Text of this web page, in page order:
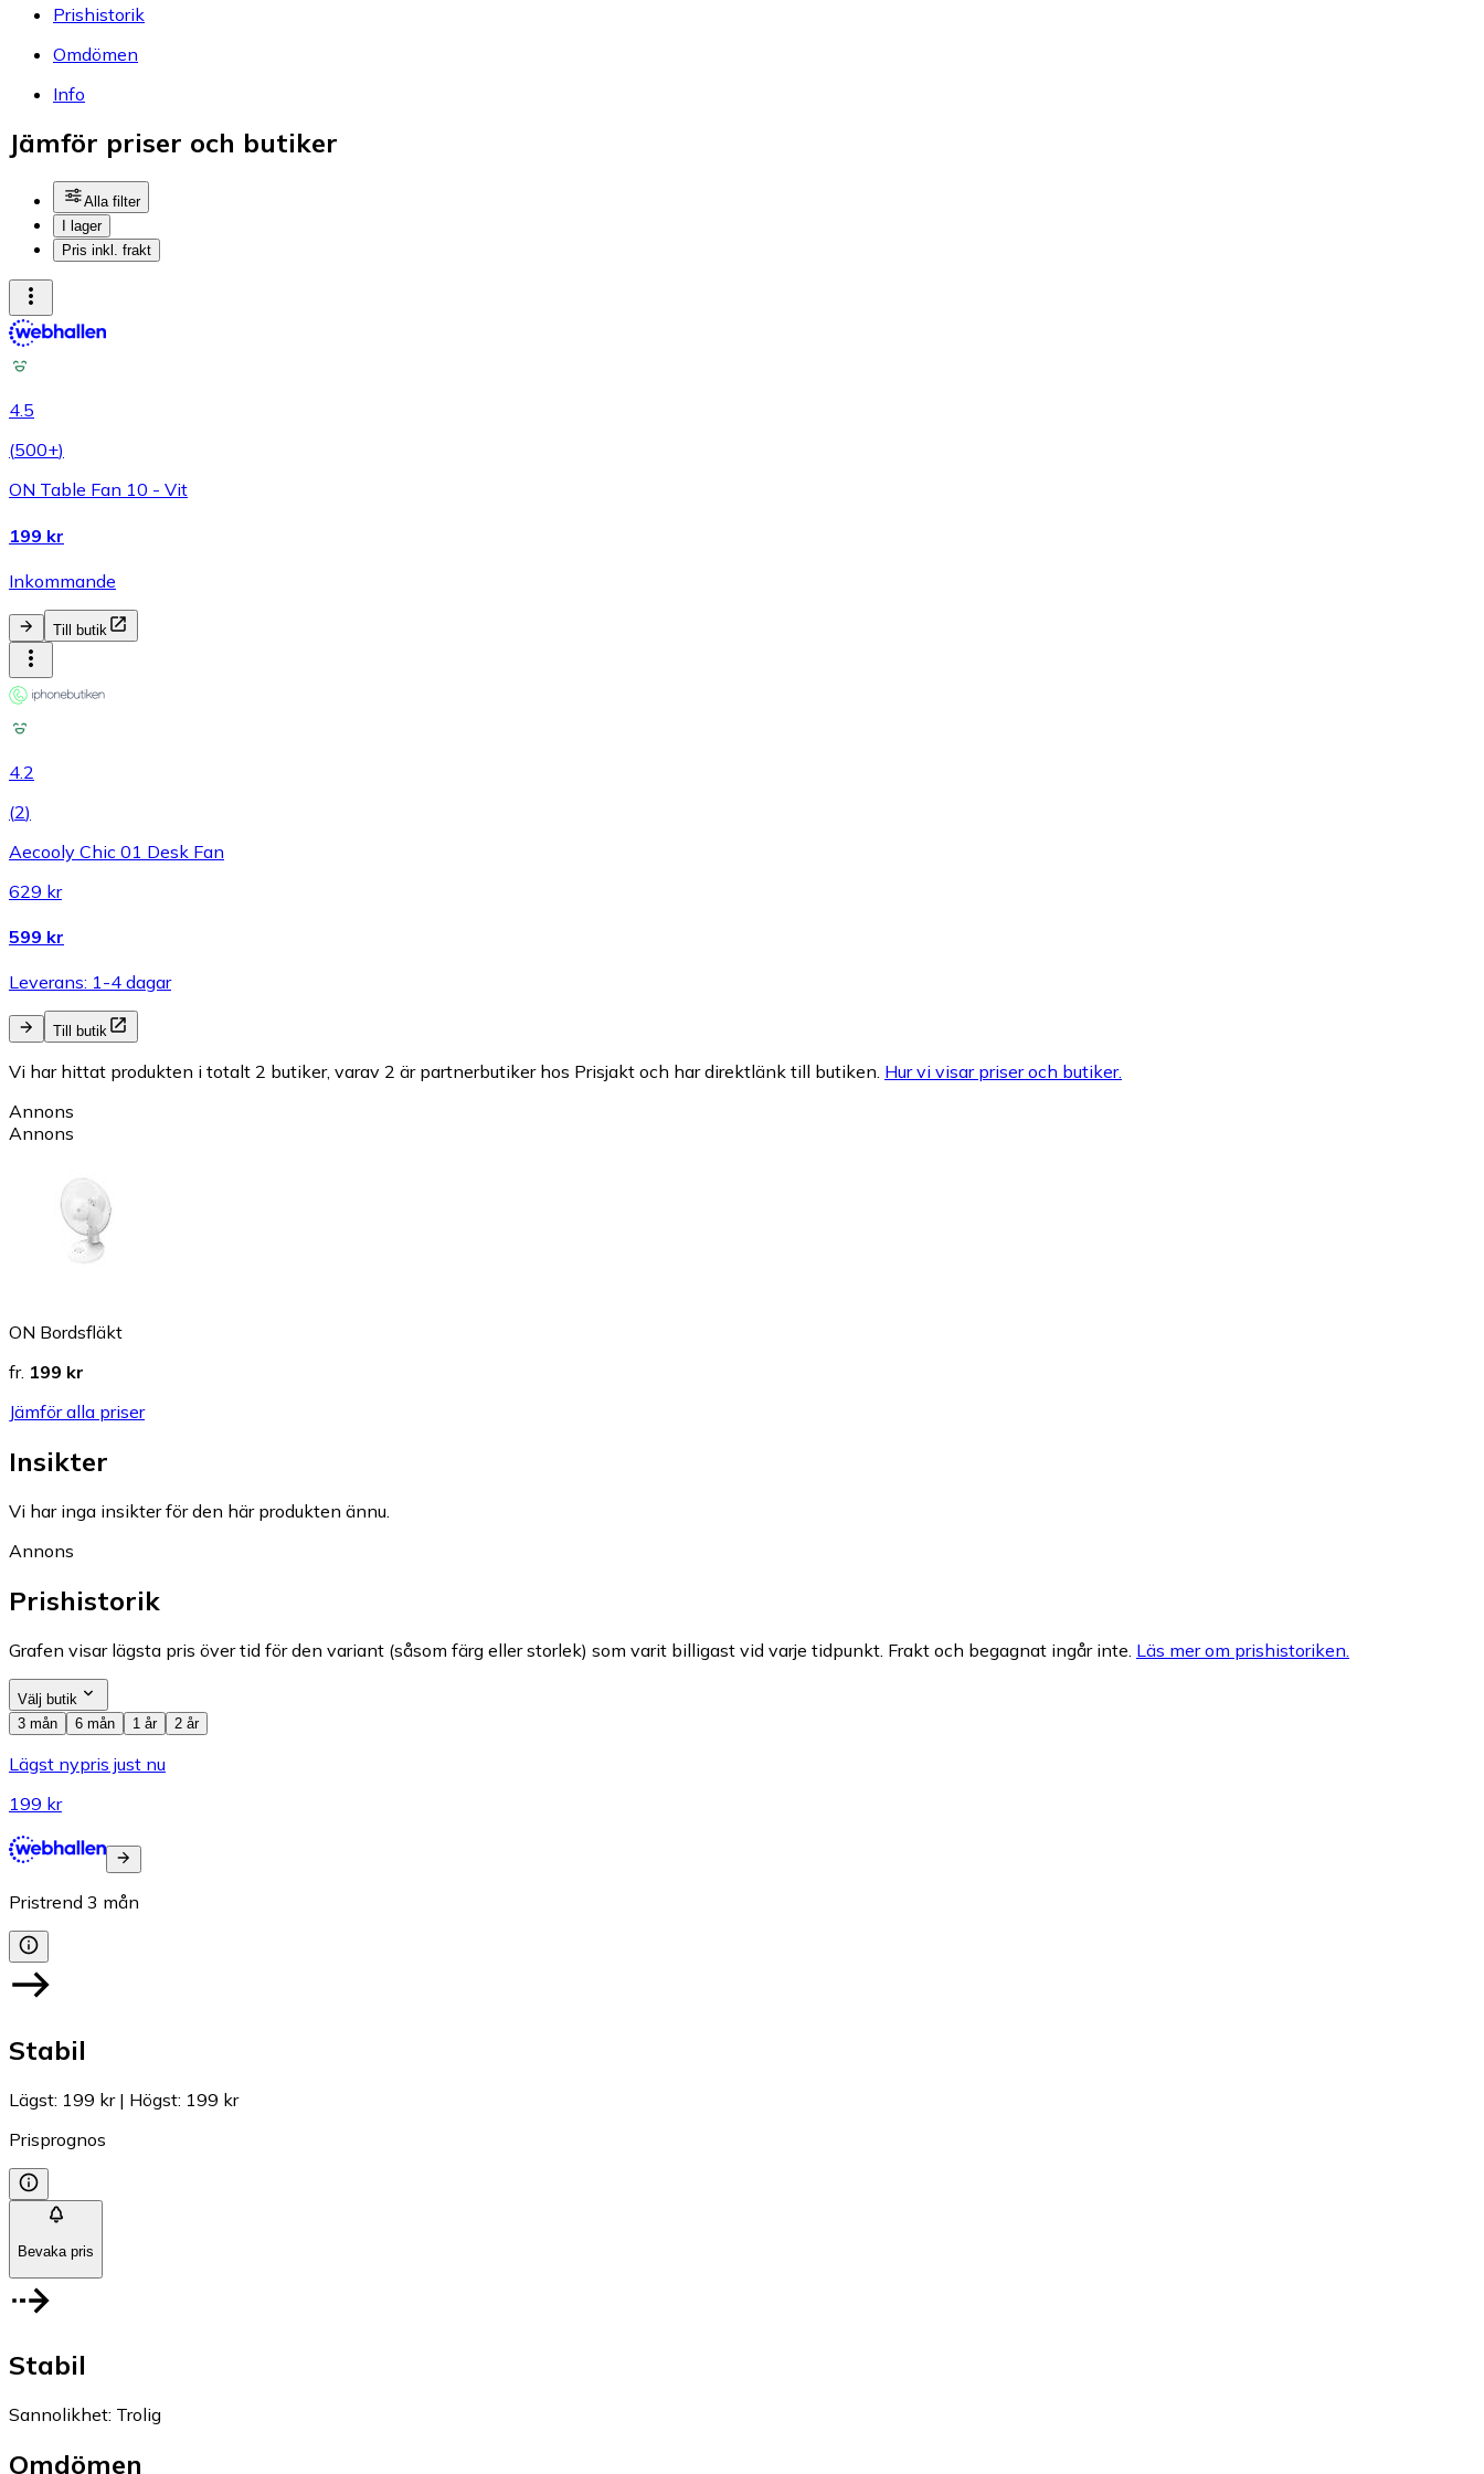
Prishistorik
Omdömen
Info
Jämför priser och butiker
Alla filter
I lager
Pris inkl. frakt
4.5
(500+)
ON Table Fan 10 - Vit
199 kr
Inkommande
Till butik
4.2
(2)
Aecooly Chic 01 Desk Fan
629 kr
599 kr
Leverans: 1-4 dagar
Till butik
Vi har hittat produkten i totalt 2 butiker, varav 2 är partnerbutiker hos Prisjakt och har direktlänk till butiken. Hur vi visar priser och butiker.
Annons
Annons
ON Bordsfläkt
fr. 199 kr
Jämför alla priser
Insikter
Vi har inga insikter för den här produkten ännu.
Annons
Prishistorik
Grafen visar lägsta pris över tid för den variant (såsom färg eller storlek) som varit billigast vid varje tidpunkt. Frakt och begagnat ingår inte. Läs mer om prishistoriken.
Välj butik
3 mån
6 mån 1 år 2 år
Lägst nypris just nu
199 kr
Pristrend 3 mån
Stabil
Lägst: 199 kr| Högst: 199 kr
Prisprognos
Bevaka pris
Stabil
Sannolikhet: Trolig
Omdömen